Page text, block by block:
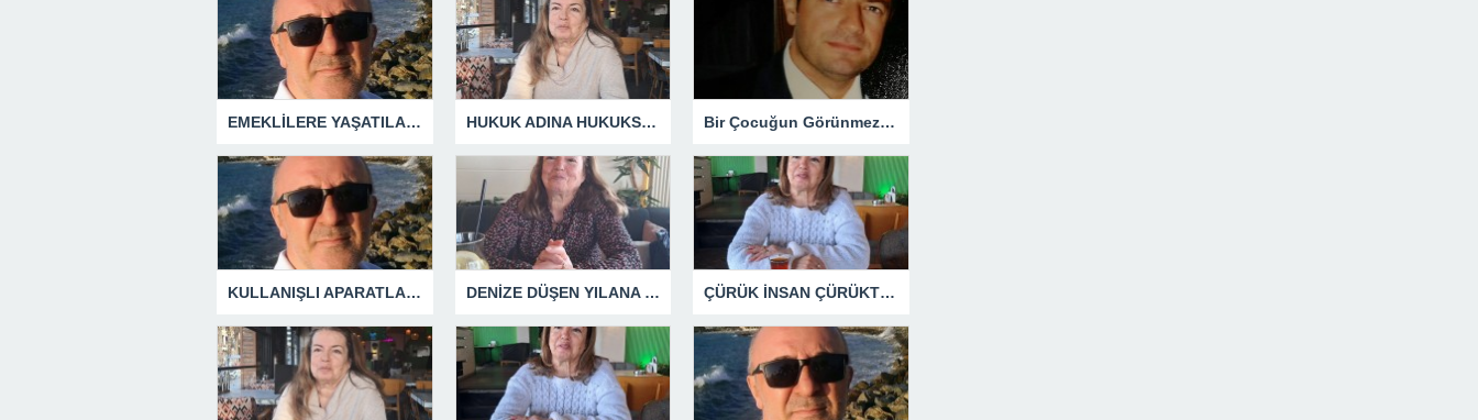
EMEKLİLERE YAŞATILAN CUMHURİYET TARİHİNİN EN BÜYÜK ZULMÜNÜN DERİN ANALİZİ ! HUKUK ADINA HUKUKSUZLUK Bir Çocuğun Görünmez Yaraları – 42 “Kırık Şehirlerin Çocukları”
KULLANIŞLI APARATLARIN KAÇINILMAZ SONU ! DENİZE DÜŞEN YILANA SARILIR ÇÜRÜK İNSAN ÇÜRÜKTÜR